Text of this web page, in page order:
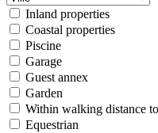
Inland properties
Coastal properties
Piscine
Garage
Guest annex
Garden
Within walking distance
Equestrian